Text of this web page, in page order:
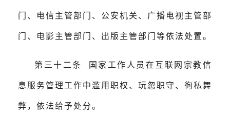
门、电信主管部门、公安机关、广播电视主管部
门、电影主管部门、出版主管部门等依法处置。
第三十二条 国家工作人员在互联网宗教信
息服务管理工作中滥用职权、玩忽职守、徇私舞
弊，依法给予处分。